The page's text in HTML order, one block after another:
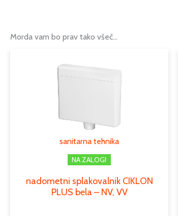
Morda vam bo prav tako všeč…
sanitarna tehnika
NA ZALOGI
nadometni splakovalnik CIKLON
PLUS bela – NV, VV